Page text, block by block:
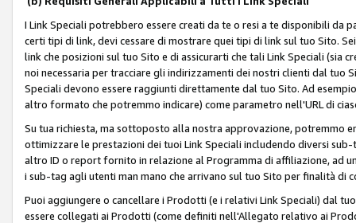
I Link Speciali potrebbero essere creati da te o resi a te disponibili
certi tipi di link, devi cessare di mostrare quei tipi di link sul tuo Sito.
link che posizioni sul tuo Sito e di assicurarti che tali Link Speciali
noi necessaria per tracciare gli indirizzamenti dei nostri clienti dal tuo
Speciali devono essere raggiunti direttamente dal tuo Sito. Ad
altro formato che potremmo indicare) come parametro nell'URL di
Su tua richiesta, ma sottoposto alla nostra approvazione,
ottimizzare le prestazioni dei tuoi Link Speciali includendo diversi sub-
altro ID o report fornito in relazione al Programma di affiliazione, ad
i sub-tag agli utenti man mano che arrivano sul tuo Sito per finalità
Puoi aggiungere o cancellare i Prodotti (e i relativi Link Speciali) dal
essere collegati ai Prodotti (come definiti nell'Allegato relativo ai